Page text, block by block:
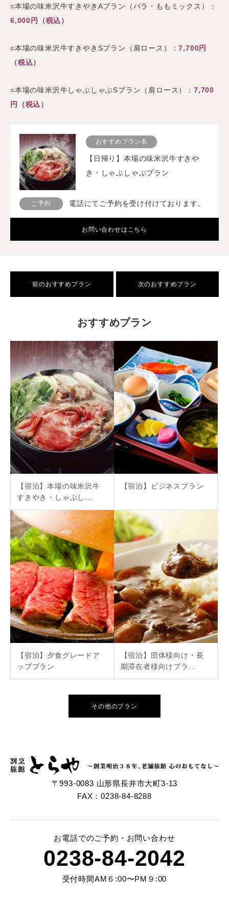
○本場の味米沢牛すきやきAプラン（バラ・ももミックス）：
6,000円（税込）
○本場の味米沢牛すきやきSプラン（肩ロース）：7,700円
（税込）
○本場の味米沢牛しゃぶしゃぶSプラン（肩ロース）： 7,700
円（税込）
おすすめプラン名
【日帰り】本場の味米沢牛すきや
き・しゃぶしゃぶプラン
ご予約 電話にてご予約を受け付けております。
お問い合わせはこちら
前のおすすめプラン 次のおすすめプラン
おすすめプラン
【宿泊】本場の味米沢牛
すきやき・しゃぶし...
【宿泊】ビジネスプラン
【宿泊】夕食グレードア
ッププラン
【宿泊】団体様向け・長
期滞在者様向けプラ...
その他のプラン
〒993-0083 山形県長井市大町3-13
FAX：0238-84-8288
お電話でのご予約・お問い合わせ
0238-84-2042
受付時間AM６:00〜PM９:00